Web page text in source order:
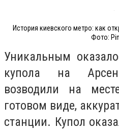
История киевского метро: как
Фото:
Уникальным
купола на
возводили на
готовом виде,
станции. Купол